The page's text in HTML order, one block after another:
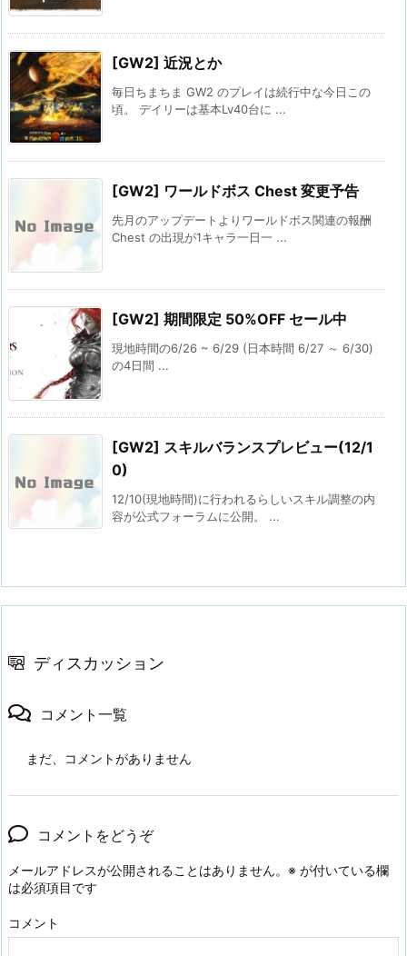
[GW2] 近況とか
毎日ちまちま GW2 のプレイは続行中な今日この
頃。 デイリーは基本Lv40台に ...
[GW2] ワールドボス Chest 変更予告
先月のアップデートよりワールドボス関連の報酬
Chest の出現が1キャラ一日一 ...
[GW2] 期間限定 50%OFF セール中
現地時間の6/26 ~ 6/29 (日本時間 6/27 ～ 6/30)
の4日間 ...
[GW2] スキルバランスプレビュー(12/1
0)
12/10(現地時間)に行われるらしいスキル調整の内
容が公式フォーラムに公開。 ...
ディスカッション
コメント一覧
まだ、コメントがありません
コメントをどうぞ
メールアドレスが公開されることはありません。 ※ が付いている欄
は必須項目です
コメント